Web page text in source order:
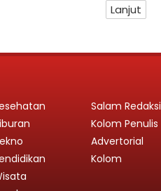
Lanjut
Salam Redaksi
Kolom Penulis
Advertorial
Kolom